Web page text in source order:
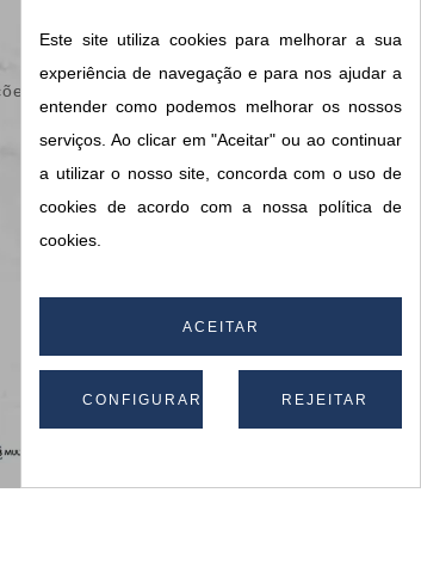
&
Encomendas
Notas de crédito
Endereços
Vales de desconto
Os meus alertas
Informações do meu
blog
Este site utiliza cookies para melhorar a sua
experiência de navegação e para nos ajudar a
entender como podemos melhorar os nossos
serviços. Ao clicar em "Aceitar" ou ao continuar
a utilizar o nosso site, concorda com o uso de
cookies de acordo com a nossa política de
cookies.
ACEITAR
CONFIGURAR REJEITAR